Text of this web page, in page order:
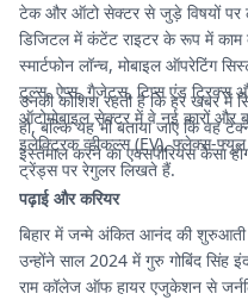
टेक और ऑटो सेक्टर से जुड़े विषयों पर
डिजिटल में कंटेंट राइटर के रूप में काम
स्मार्टफोन लॉन्च, मोबाइल ऑपरेटिंग
टूल्स, ऐप्स, गैजेट्स, टिप्स एंड ट्रिक्स
ऑटोमोबाइल सेक्टर में वे नई कारों और
इलेक्ट्रिक व्हीकल्स (EV), फ्लेक्स-
ट्रेंड्स पर रेगुलर लिखते हैं.
उनकी कोशिश रहती है कि हर खबर में
हो, बल्कि यह भी बताया जाए कि वह
इस्तेमाल करने का एक्सपीरियंस कैसा
पढ़ाई और करियर
बिहार में जन्मे अंकित आनंद की शुरुआती
उन्होंने साल 2024 में गुरु गोबिंद सिंह
राम कॉलेज ऑफ हायर एजुकेशन से